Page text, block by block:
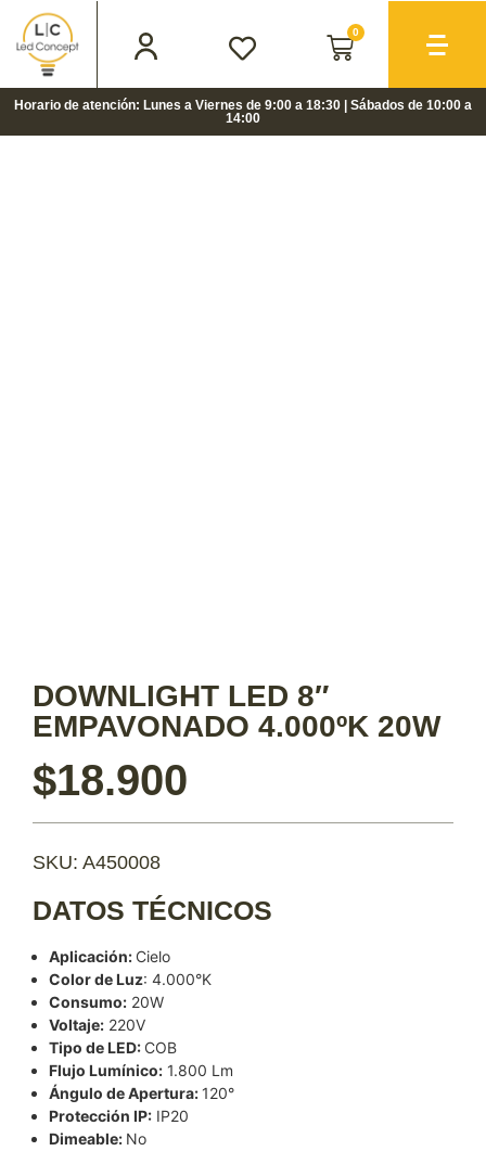
0
Horario de atención: Lunes a Viernes de 9:00 a 18:30 | Sábados de 10:00 a
14:00
DOWNLIGHT LED 8″
EMPAVONADO 4.000ºK 20W
$18.900
SKU: A450008
DATOS TÉCNICOS
Aplicación: Cielo
Color de Luz: 4.000°K
Consumo: 20W
Voltaje: 220V
Tipo de LED: COB
Flujo Lumínico: 1.800 Lm
Ángulo de Apertura: 120°
Protección IP: IP20
Dimeable: No